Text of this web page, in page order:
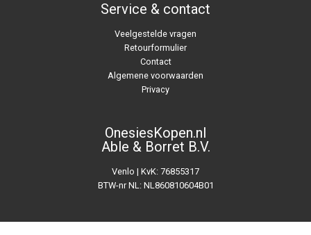
Service & contact
Veelgestelde vragen
Retourformulier
Contact
Algemene voorwaarden
Privacy
OnesiesKopen.nl
Able & Borret B.V.
Venlo | KvK: 76855317
BTW-nr NL: NL860810604B01